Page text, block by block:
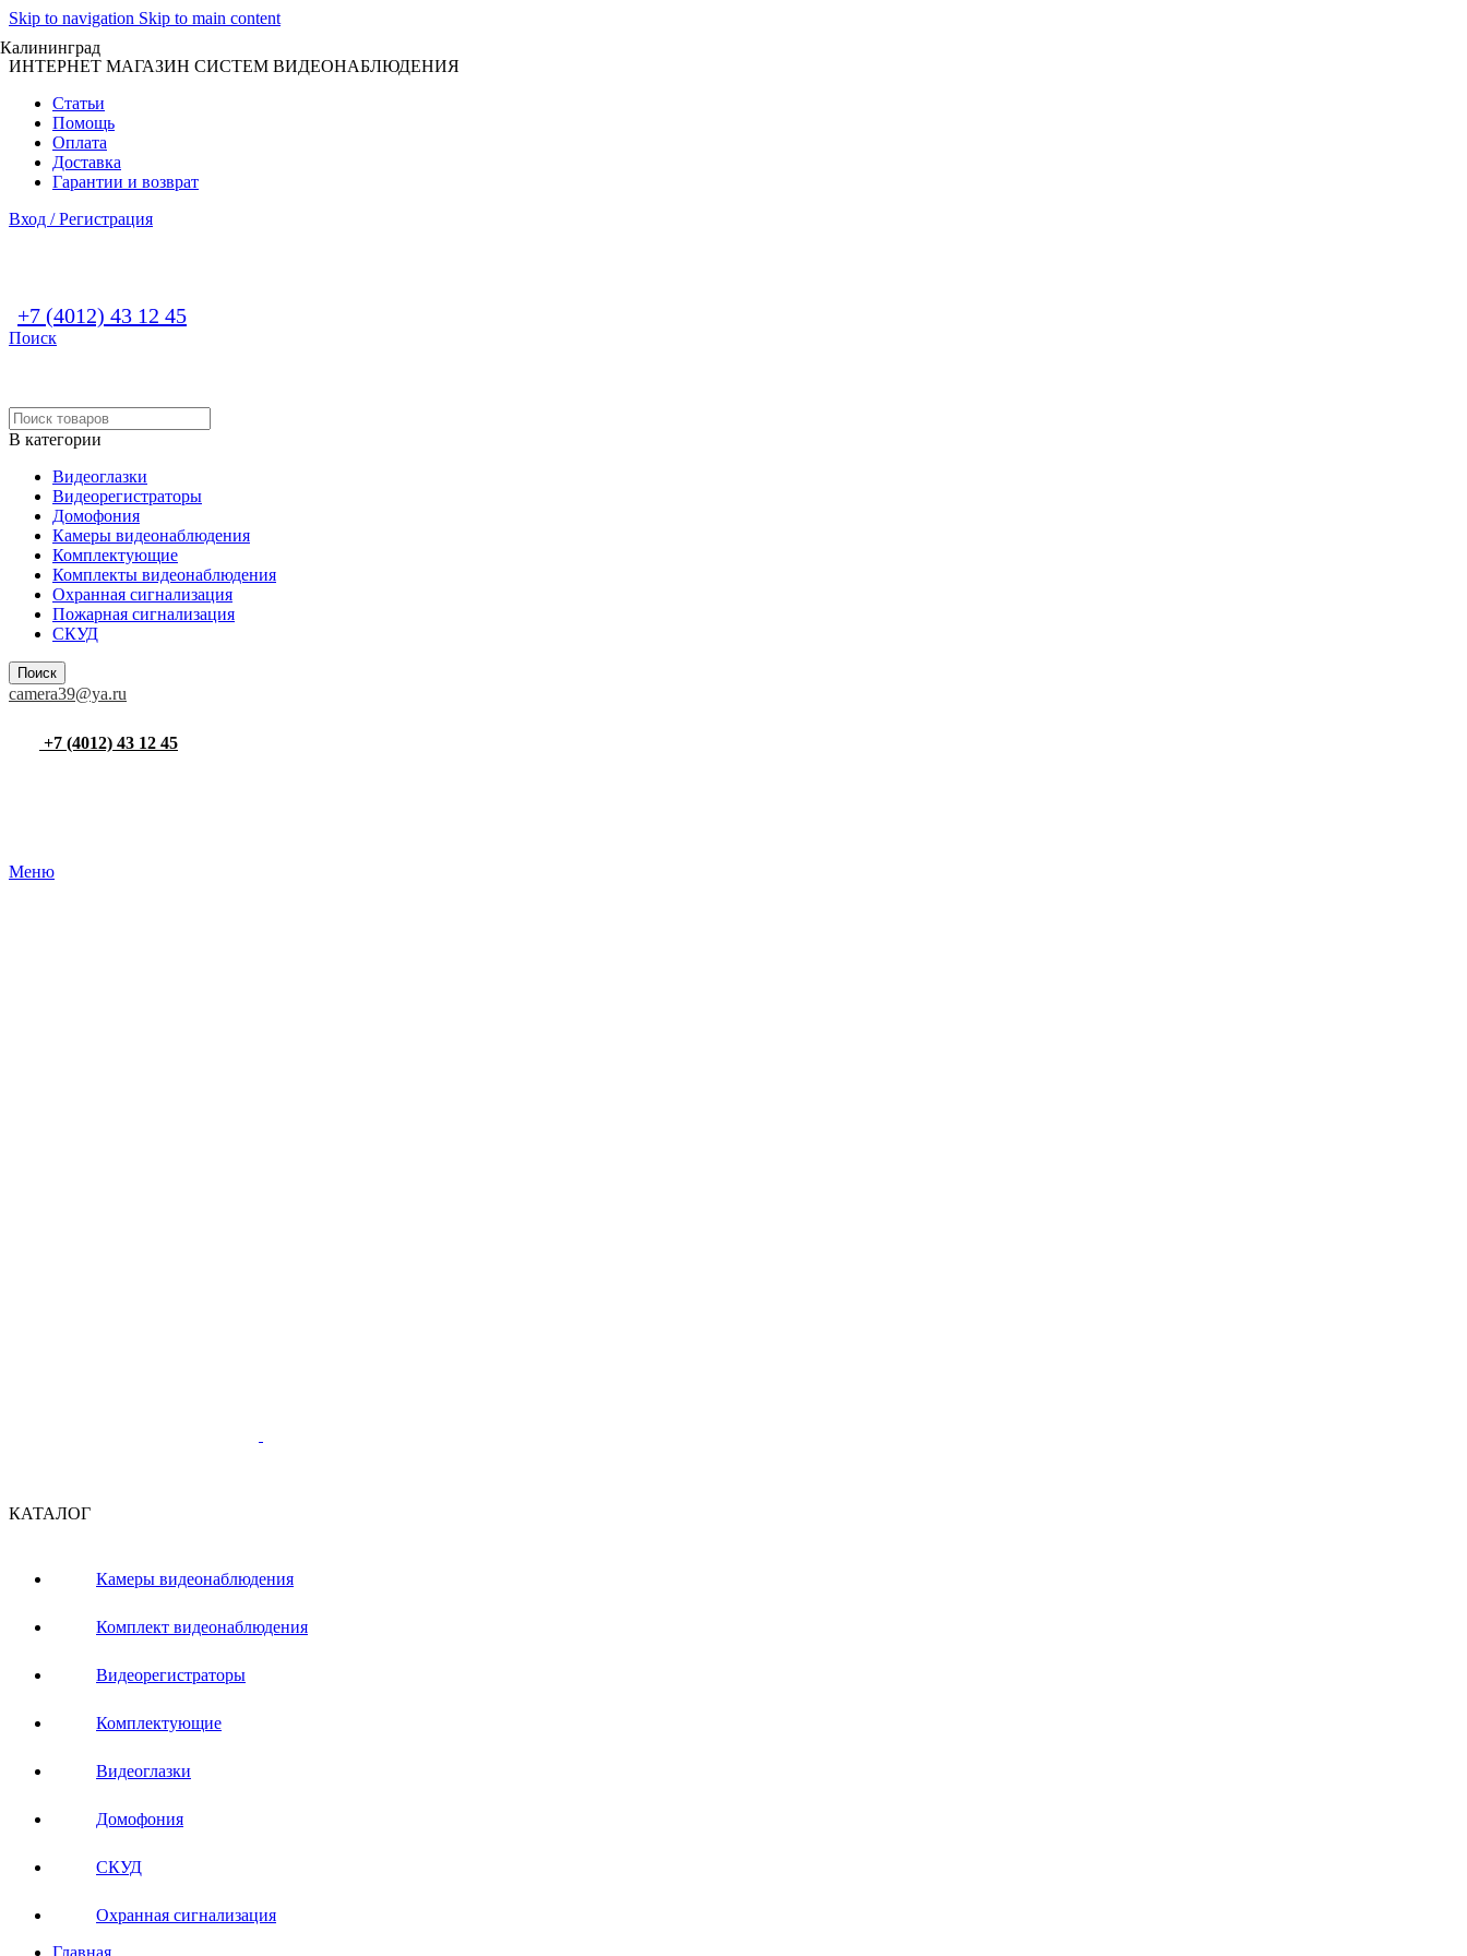
Skip to navigation Skip to main content
Калининград
ИНТЕРНЕТ МАГАЗИН СИСТЕМ ВИДЕОНАБЛЮДЕНИЯ
Статьи
Помощь
Оплата
Доставка
Гарантии и возврат
Вход / Регистрация
+7 (4012) 43 12 45
Поиск
В категории
Видеоглазки
Видеорегистраторы
Домофония
Камеры видеонаблюдения
Комплектующие
Комплекты видеонаблюдения
Охранная сигнализация
Пожарная сигнализация
СКУД
Поиск
camera39@ya.ru
+7 (4012) 43 12 45
Меню
КАТАЛОГ
Камеры видеонаблюдения
Комплект видеонаблюдения
Видеорегистраторы
Комплектующие
Видеоглазки
Домофония
СКУД
Охранная сигнализация
Главная